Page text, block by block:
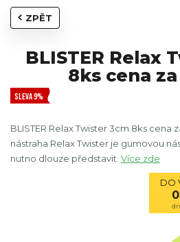
ZPĚT
BLISTER Relax
8ks cena
SLEVA 9%
BLISTER Relax Twister 3cm 8ks cena
nástraha Relax Twister je gumovou
nutno dlouze představit. Více zde
DO